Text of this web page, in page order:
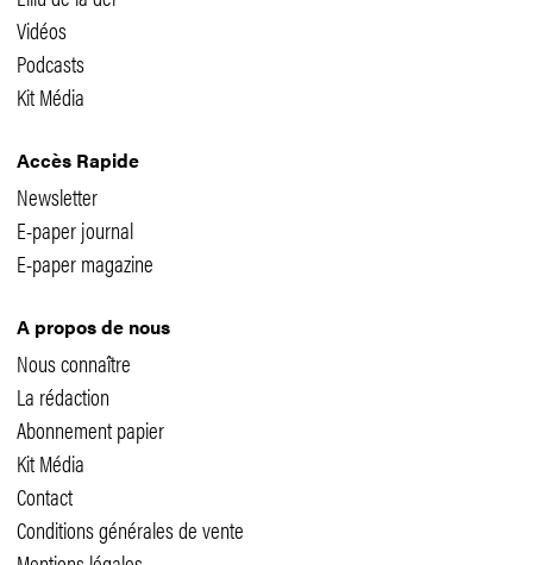
Vidéos
Podcasts
Kit Média
Accès Rapide
Newsletter
E-paper journal
E-paper magazine
A propos de nous
Nous connaître
La rédaction
Abonnement papier
Kit Média
Contact
Conditions générales de vente